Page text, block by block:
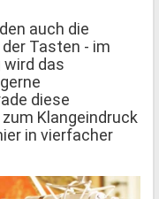
auch die
Tasten - im
das
diese
Klangeindruck
in vierfacher